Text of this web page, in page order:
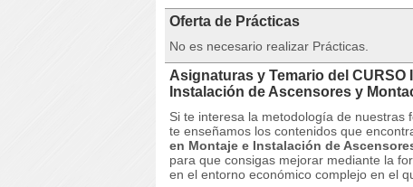
Oferta de Prácticas
No es necesario realizar Prácticas.
Asignaturas y Temario del CURSO
Instalación de Ascensores y
Si te interesa la metodología de
te enseñamos los contenidos que
en Montaje e Instalación de
para que consigas mejorar mediante la
en el entorno económico complejo en el